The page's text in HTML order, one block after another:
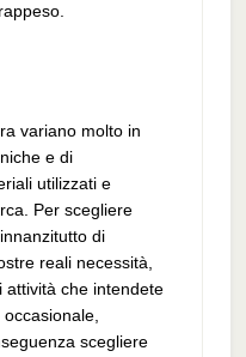
variano molto in
e di
utilizzati e
Per scegliere
di
reali necessità,
attività che intendete
scegliere